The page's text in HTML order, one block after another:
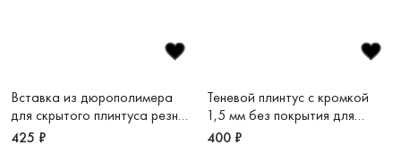
Вставка из дюрополимера
для скрытого плинтуса резная
80х13х2 м
425 ₽
Теневой плинтус с кромкой
1,5 мм без покрытия для
панелей и керамогранита
400 ₽